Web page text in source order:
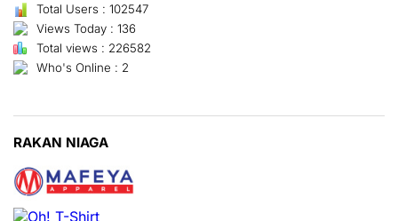
Total Users : 102547
Views Today : 136
Total views : 226582
Who's Online : 2
RAKAN NIAGA